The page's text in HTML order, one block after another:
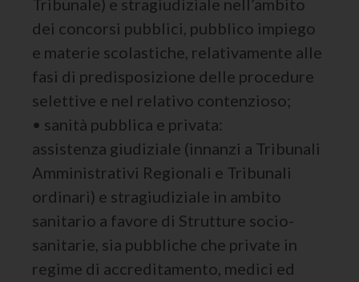
Tribunale) e stragiudiziale nell’ambito
dei concorsi pubblici, pubblico impiego
e materie scolastiche, relativamente alle
fasi di predisposizione delle procedure
selettive e nel relativo contenzioso;
• sanità pubblica e privata:
assistenza giudiziale (innanzi a Tribunali
Amministrativi Regionali e Tribunali
ordinari) e stragiudiziale in ambito
sanitario a favore di Strutture socio-
sanitarie, sia pubbliche che private in
regime di accreditamento, medici ed